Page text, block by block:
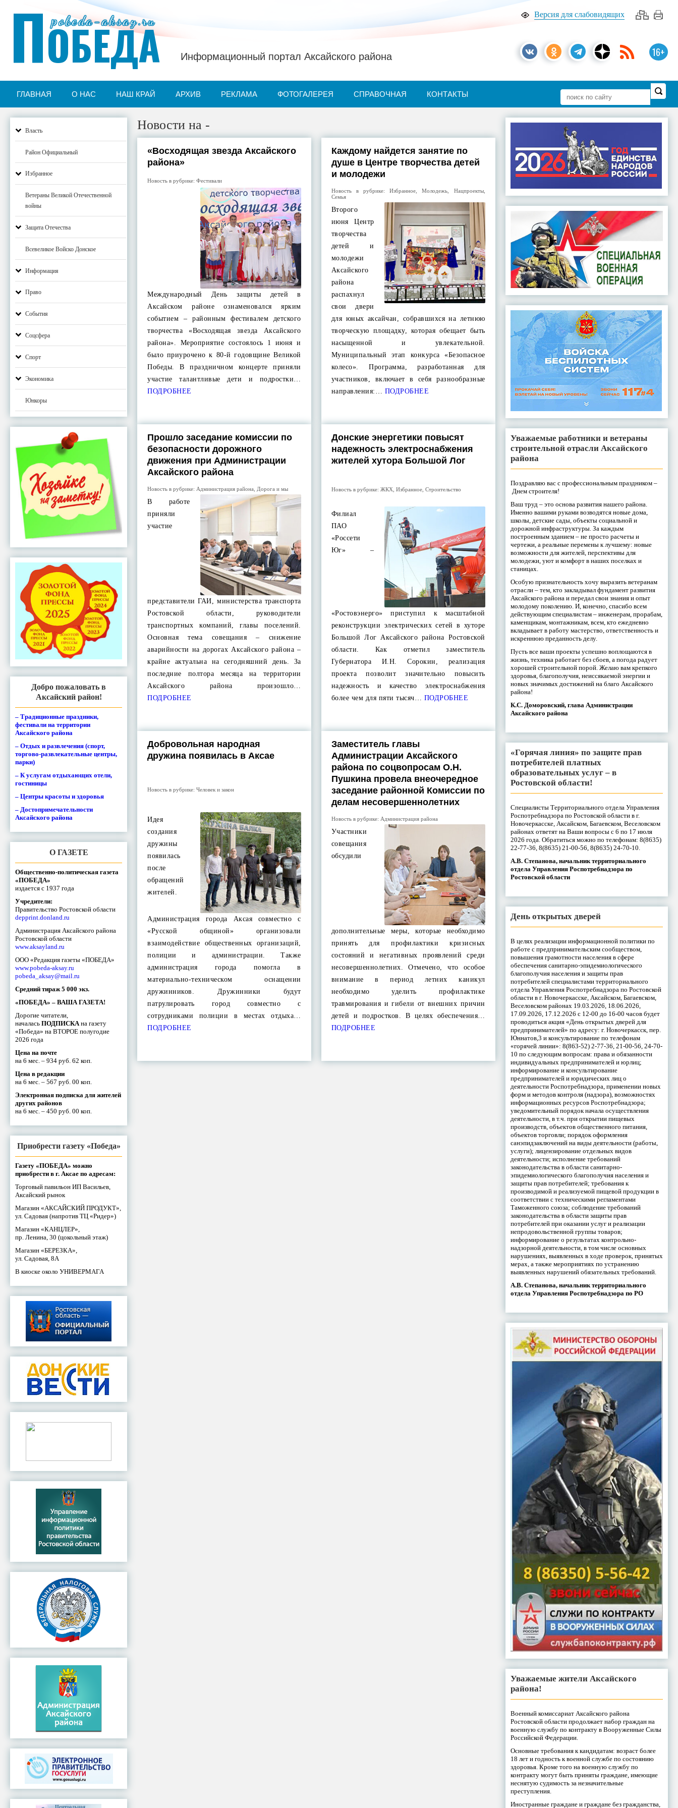
Версия для слабовидящих
16+
pobeda-aksay.ru
ПОБЕДА Информационный портал Аксайского района
ГЛАВНАЯ О НАС НАШ КРАЙ АРХИВ РЕКЛАМА ФОТОГАЛЕРЕЯ СПРАВОЧНАЯ КОНТАКТЫ
Власть
Район Официальный
Избранное
Ветераны Великой Отечественной
войны
Защита Отечества
Всевеликое Войско Донское
Информация
Право
События
Соцсфера
Спорт
Экономика
Юнкоры
Добро пожаловать в
Аксайский район!
– Традиционные праздники,
фестивали на территории
Аксайского района
– Отдых и развлечения (спорт,
торгово-развлекательные центры,
парки)
– К услугам отдыхающих отели,
гостиницы
– Центры красоты и здоровья
– Достопримечательности
Аксайского района
О ГАЗЕТЕ
Общественно-политическая газета
«ПОБЕДА»
издается с 1937 года
Учредители:
Правительство Ростовской области
depprint.donland.ru
Администрация Аксайского района
Ростовской области
www.aksayland.ru
ООО «Редакция газеты «ПОБЕДА»
www.pobeda-aksay.ru
pobeda_aksay@mail.ru
Средний тираж 5 000 экз.
«ПОБЕДА» – ВАША ГАЗЕТА!
Дорогие читатели,
началась ПОДПИСКА на газету
«Победа» на ВТОРОЕ полугодие
2026 года
Цена на почте
на 6 мес. – 934 руб. 62 коп.
Цена в редакции
на 6 мес. – 567 руб. 00 коп.
Электронная подписка для жителей
других районов
на 6 мес. – 450 руб. 00 коп.
Приобрести газету «Победа»
Газету «ПОБЕДА» можно
приобрести в г. Аксае по адресам:
Торговый павильон ИП Васильев,
Аксайский рынок
Магазин «АКСАЙСКИЙ ПРОДУКТ»,
ул. Садовая (напротив ТЦ «Ридер»)
Магазин «КАНЦЛЕР»,
пр. Ленина, 30 (цокольный этаж)
Магазин «БЕРЕЗКА»,
ул. Садовая, 8А
В киоске около УНИВЕРМАГА
Новости на -
«Восходящая звезда Аксайского
района»
Новость в рубрике:Фестивали
Международный День защиты детей в
Аксайском районе ознаменовался ярким
событием – районным фестивалем детского
творчества «Восходящая звезда Аксайского
района». Мероприятие состоялось 1 июня и
было приурочено к 80-й годовщине Великой
Победы. В праздничном концерте приняли
участие талантливые дети и подростки…
ПОДРОБНЕЕ
Каждому найдется занятие по
душе в Центре творчества детей
и молодежи
Новость в рубрике:Избранное ,Молодежь Нацпроекты,
Семья
Второго
июня Центр
творчества
детей и
молодежи
Аксайского
района
распахнул
свои двери
для юных аксайчан, собравшихся на летнюю
творческую площадку, которая обещает быть
насыщенной и увлекательной.
Муниципальный этап конкурса «Безопасное
колесо». Программа, разработанная для
участников, включает в себя разнообразные
направления:… ПОДРОБНЕЕ
Прошло заседание комиссии по
безопасности дорожного
движения при Администрации
Аксайского района
Новость в рубрике: Администрация района Дорога и мы
В работе
приняли
участие
представители ГАИ, министерства транспорта
Ростовской области, руководители
транспортных компаний, главы поселений.
Основная тема совещания – снижение
аварийности на дорогах Аксайского района –
крайне актуальна на сегодняшний день. За
последние полтора месяца на территории
Аксайского района произошло…
ПОДРОБНЕЕ
Донские энергетики повысят
надежность электроснабжения
жителей хутора Большой Лог
Новость в рубрике: ЖКХ Избранное, Строительство
Филиал
ПАО
«Россети
Юг» –
«Ростовэнерго» приступил к масштабной
реконструкции электрических сетей в хуторе
Большой Лог Аксайского района Ростовской
области. Как отметил заместитель
Губернатора И.Н. Сорокин, реализация
проекта позволит значительно повысить
надежность и качество электроснабжения
более чем для пяти тысяч… ПОДРОБНЕЕ
Добровольная народная
дружина появилась в Аксае
Новость в рубрике:Человек и закон
Идея
создания
дружины
появилась
после
обращений
жителей.
Администрация города Аксая совместно с
«Русской общиной» организовали
взаимодействие общественных организаций,
полиции и администрации. Также
администрация города помогла в
материально-техническом оснащении
дружинников. Дружинники будут
патрулировать город совместно с
сотрудниками полиции в местах отдыха…
ПОДРОБНЕЕ
Заместитель главы
Администрации Аксайского
района по соцвопросам О.Н.
Пушкина провела внеочередное
заседание районной Комиссии по
делам несовершеннолетних
Новость в рубрике: Администрация района
Участники
совещания
обсудили
дополнительные меры, которые необходимо
принять для профилактики кризисных
состояний и негативных проявлений среди
несовершеннолетних. Отмечено, что особое
внимание в период летних каникул
необходимо уделить профилактике
травмирования и гибели от внешних причин
детей и подростков. В целях обеспечения…
ПОДРОБНЕЕ
Уважаемые работники и ветераны
строительной отрасли Аксайского
района
Поздравляю вас с профессиональным праздником –
Днем строителя!
Ваш труд – это основа развития нашего района.
Именно вашими руками возводятся новые дома,
школы, детские сады, объекты социальной и
дорожной инфраструктуры. За каждым
построенным зданием – не просто расчеты и
чертежи, а реальные перемены к лучшему: новые
возможности для жителей, перспективы для
молодежи, уют и комфорт в наших поселках и
станицах.
Особую признательность хочу выразить ветеранам
отрасли – тем, кто закладывал фундамент развития
Аксайского района и передал свои знания и опыт
молодому поколению. И, конечно, спасибо всем
действующим специалистам – инженерам, прорабам,
каменщикам, монтажникам, всем, кто ежедневно
вкладывает в работу мастерство, ответственность и
искреннюю преданность делу.
Пусть все ваши проекты успешно воплощаются в
жизнь, техника работает без сбоев, а погода радует
хорошей строительной порой. Желаю вам крепкого
здоровья, благополучия, неиссякаемой энергии и
новых значимых достижений на благо Аксайского
района!
К.С. Доморовский, глава Администрации
Аксайского района
«Горячая линия» по защите прав
потребителей платных
образовательных услуг – в
Ростовской области!
Специалисты Территориального отдела Управления
Роспотребнадзора по Ростовской области в г.
Новочеркасске, Аксайском, Багаевском, Веселовском
районах ответят на Ваши вопросы с 6 по 17 июля
2026 года. Обратиться можно по телефонам: 8(8635)
22-77-36, 8(8635) 21-00-56, 8(8635) 24-70-10.
А.В. Степанова, начальник территориального
отдела Управления Роспотребнадзора по
Ростовской области
День открытых дверей
В целях реализации информационной политики по
работе с предпринимательским сообществом,
повышения грамотности населения в сфере
обеспечения санитарно-эпидемиологического
благополучия населения и защиты прав
потребителей специалистами территориального
отдела Управления Роспотребнадзора по Ростовской
области в г. Новочеркасске, Аксайском, Багаевском,
Веселовском районах 19.03.2026, 18.06.2026,
17.09.2026, 17.12.2026 с 12-00 до 16-00 часов будет
проводиться акция «День открытых дверей для
предпринимателей» по адресу: г. Новочеркасск, пер.
Юннатов,3 и консультирование по телефонам
«горячей линии»: 8(863-52) 2-77-36, 21-00-56, 24-70-
10 по следующим вопросам: права и обязанности
индивидуальных предпринимателей и юрлиц;
информирование и консультирование
предпринимателей и юридических лиц о
деятельности Роспотребнадзора, применении новых
форм и методов контроля (надзора), возможностях
информационных ресурсов Роспотребнадзора;
уведомительный порядок начала осуществления
деятельности, в т.ч. при открытии пищевых
производств, объектов общественного питания,
объектов торговли; порядок оформления
санэпидзаключений на виды деятельности (работы,
услуги); лицензирование отдельных видов
деятельности; исполнение требований
законодательства в области санитарно-
эпидемиологического благополучия населения и
защиты прав потребителей; требования к
производимой и реализуемой пищевой продукции в
соответствии с техническими регламентами
Таможенного союза; соблюдение требований
законодательства в области защиты прав
потребителей при оказании услуг и реализации
непродовольственной группы товаров;
информирование о результатах контрольно-
надзорной деятельности, в том числе основных
нарушениях, выявленных в ходе проверок, принятых
мерах, а также мероприятиях по устранению
выявленных нарушений обязательных требований.
А.В. Степанова, начальник территориального
отдела Управления Роспотребнадзора по РО
Уважаемые жители Аксайского
района!
Военный комиссариат Аксайского района
Ростовской области продолжает набор граждан на
военную службу по контракту в Вооруженные Силы
Российской Федерации.
Основные требования к кандидатам: возраст более
18 лет и годность к военной службе по состоянию
здоровья. Кроме того на военную службу по
контракту могут быть приняты граждане, имеющие
неснятую судимость за незначительные
преступления.
Иностранные граждане и граждане без гражданства,